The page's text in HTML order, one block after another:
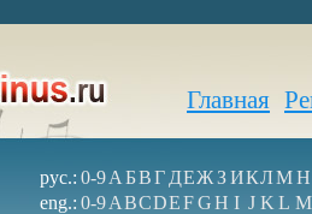
Главная
рус.: 0-9А БВГ ДЕЖ З ИКЛМН
eng.: 0-9ABCDEFGH I J K L M